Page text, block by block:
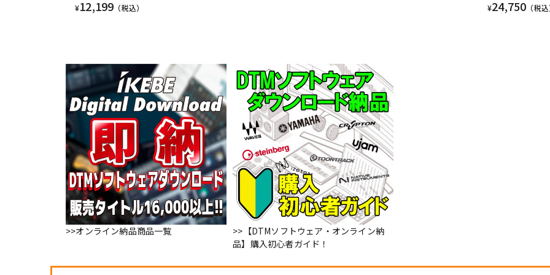
¥12,199 （税込） ¥24,750 （税
>>オンライン納品商品一覧
>>【DTMソフトウェア・オンライン納
品】購入初心者ガイド！